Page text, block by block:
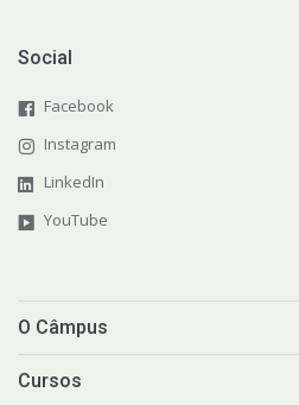
Social
Facebook
Instagram
LinkedIn
YouTube
O Câmpus
Cursos